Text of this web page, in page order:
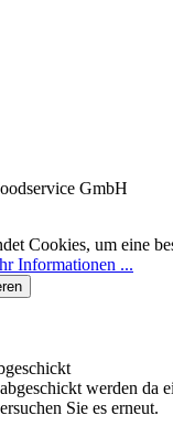
GmbH
Cookies, um eine
Informationen ...
werden da
Sie es erneut.